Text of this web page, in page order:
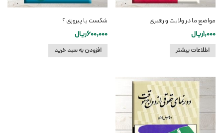
مواضع ما در ولایت و رهبری
1,000ریال
اطلاعات بیشتر
شکست یا پیروزی ؟
600,000ریال
افزودن به سبد خرید